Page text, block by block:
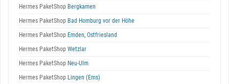
Hermes PaketShop Bergkamen
Hermes PaketShop Bad Homburg vor der Höhe
Hermes PaketShop Emden, Ostfriesland
Hermes PaketShop Wetzlar
Hermes PaketShop Neu-Ulm
Hermes PaketShop Lingen (Ems)